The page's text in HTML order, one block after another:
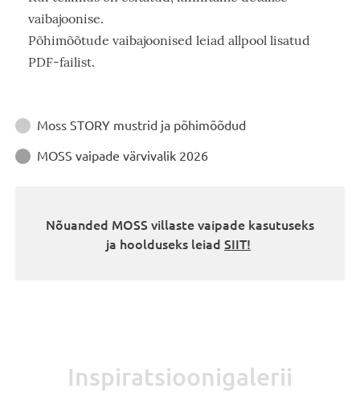
vaibajoonise.
Põhimõõtude vaibajoonised leiad allpool lisatud
PDF-failist.
Juhendid
 Moss STORY mustrid ja põhimõõdud
 MOSS vaipade värvivalik 2026
Nõuanded MOSS villaste vaipade kasutuseks
ja hoolduseks leiad SIIT!
Inspiratsioonigalerii